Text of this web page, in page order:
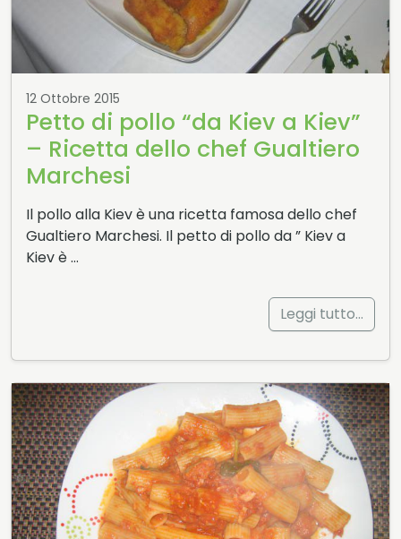
12 Ottobre 2015
Petto di pollo “da Kiev a Kiev”
– Ricetta dello chef Gualtiero
Marchesi
Il pollo alla Kiev è una ricetta famosa dello chef
Gualtiero Marchesi. Il petto di pollo da ” Kiev a
Kiev è …
Leggi tutto…